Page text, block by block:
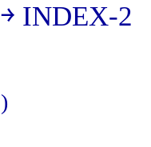
￫ INDEX-2
)